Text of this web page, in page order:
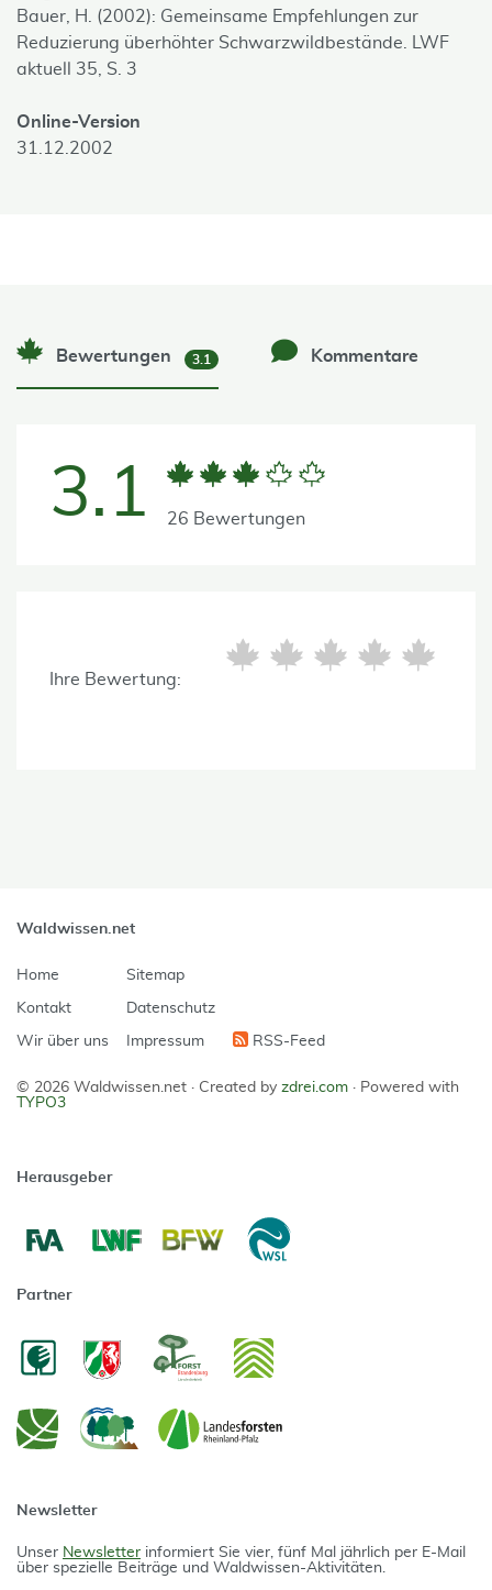
Bauer, H. (2002): Gemeinsame Empfehlungen zur
Reduzierung überhöhter Schwarzwildbestände. LWF
aktuell 35, S. 3
Online-Version
31.12.2002
Bewertungen 3.1 Kommentare
3.1 26 Bewertungen
Ihre Bewertung:
Waldwissen.net
Home
Kontakt
Wir über uns
Sitemap
Datenschutz
Impressum RSS-Feed
© 2026 Waldwissen.net · Created by zdrei.com · Powered with
TYPO3
Herausgeber
Partner
Newsletter
Unser Newsletter informiert Sie vier, fünf Mal jährlich per E-Mail
über spezielle Beiträge und Waldwissen-Aktivitäten.